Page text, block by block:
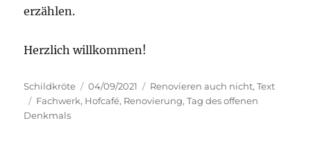
erzählen.
Herzlich willkommen!
Autor
Schildkröte
Veröffentlicht
am
04/09/2021 Kategorien
Renovieren auch nicht,Text
Schlagwörter
Fachwerk, Hofcafé, Renovierung,Tag des offenen
Denkmals